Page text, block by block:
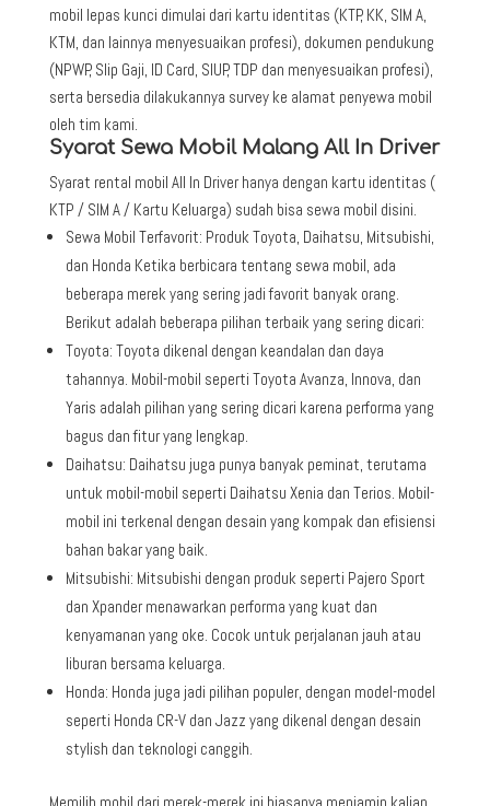
mobil lepas kunci dimulai dari kartu identitas (KTP, KK, SIM A,
KTM, dan lainnya menyesuaikan profesi), dokumen pendukung
(NPWP, Slip Gaji, ID Card, SIUP, TDP dan menyesuaikan profesi),
serta bersedia dilakukannya survey ke alamat penyewa mobil
oleh tim kami.
Syarat Sewa Mobil Malang All In Driver
Syarat rental mobil All In Driver hanya dengan kartu identitas (
KTP / SIM A / Kartu Keluarga) sudah bisa sewa mobil disini.
Sewa Mobil Terfavorit: Produk Toyota, Daihatsu, Mitsubishi,
dan Honda Ketika berbicara tentang sewa mobil, ada
beberapa merek yang sering jadi favorit banyak orang.
Berikut adalah beberapa pilihan terbaik yang sering dicari:
Toyota: Toyota dikenal dengan keandalan dan daya
tahannya. Mobil-mobil seperti Toyota Avanza, Innova, dan
Yaris adalah pilihan yang sering dicari karena performa yang
bagus dan fitur yang lengkap.
Daihatsu: Daihatsu juga punya banyak peminat, terutama
untuk mobil-mobil seperti Daihatsu Xenia dan Terios. Mobil-
mobil ini terkenal dengan desain yang kompak dan efisiensi
bahan bakar yang baik.
Mitsubishi: Mitsubishi dengan produk seperti Pajero Sport
dan Xpander menawarkan performa yang kuat dan
kenyamanan yang oke. Cocok untuk perjalanan jauh atau
liburan bersama keluarga.
Honda: Honda juga jadi pilihan populer, dengan model-model
seperti Honda CR-V dan Jazz yang dikenal dengan desain
stylish dan teknologi canggih.